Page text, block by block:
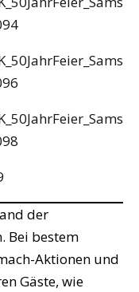
der
Bei bestem
Aktionen und
Gäste, wie